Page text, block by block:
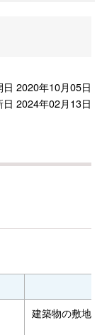
日 2020年10月05日
日 2024年02月13日
建築物の敷地